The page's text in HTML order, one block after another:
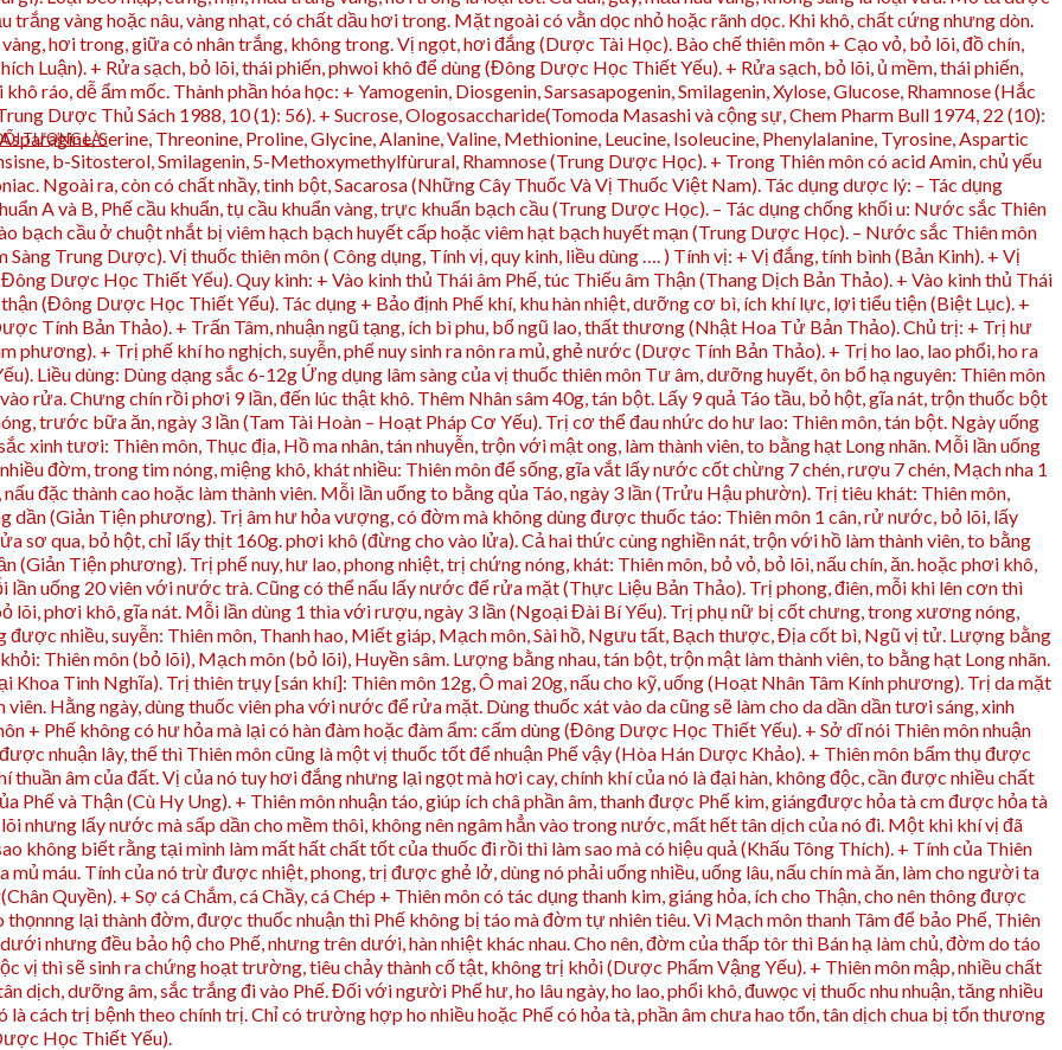
TƯỢNG LÀ :
trắng vàng hoặc nâu, vàng nhạt, có chất dầu hơi trong. Mặt ngoài có vằn dọc nhỏ hoặc rãnh dọc. Khi khô, chất cứng nhưng dòn.
hơi trong, giữa có nhân trắng, không trong. Vị ngọt, hơi đắng (Dược Tài Học). Bào chế thiên môn + Cạo vỏ, bỏ lõi, đồ chín,
Luận). + Rửa sạch, bỏ lõi, thái phiến, phwoi khô để dùng (Đông Dược Học Thiết Yếu). + Rửa sạch, bỏ lõi, ủ mềm, thái phiến,
ráo, dễ ẩm mốc. Thành phần hóa học: + Yamogenin, Diosgenin, Sarsasapogenin, Smilagenin, Xylose, Glucose, Rhamnose (Hắc
Dược Thủ Sách 1988, 10 (1): 56). + Sucrose, Ologosaccharide(Tomoda Masashi và cộng sự, Chem Pharm Bull 1974, 22 (10):
Serine, Threonine, Proline, Glycine, Alanine, Valine, Methionine, Leucine, Isoleucine, Phenylalanine, Tyrosine, Aspartic
b-Sitosterol, Smilagenin, 5-Methoxymethylfùrural, Rhamnose (Trung Dược Học). + Trong Thiên môn có acid Amin, chủ yếu
Ngoài ra, còn có chất nhầy, tinh bột, Sacarosa (Những Cây Thuốc Và Vị Thuốc Việt Nam). Tác dụng dược lý: – Tác dụng
A và B, Phế cầu khuẩn, tụ cầu khuẩn vàng, trực khuẩn bạch cầu (Trung Dược Học). – Tác dụng chống khối u: Nước sắc Thiên
bạch cầu ở chuột nhắt bị viêm hạch bạch huyết cấp hoặc viêm hạt bạch huyết mạn (Trung Dược Học). – Nước sắc Thiên môn
Trung Dược). Vị thuốc thiên môn ( Công dụng, Tính vị, quy kinh, liều dùng …. ) Tính vị: + Vị đắng, tính bình (Bản Kinh). + Vị
Dược Học Thiết Yếu). Quy kinh: + Vào kinh thủ Thái âm Phế, túc Thiếu âm Thận (Thang Dịch Bản Thảo). + Vào kinh thủ Thái
(Đông Dược Học Thiết Yếu). Tác dụng + Bảo định Phế khí, khu hàn nhiệt, dưỡng cơ bì, ích khí lực, lợi tiểu tiện (Biệt Lục). +
Tính Bản Thảo). + Trấn Tâm, nhuận ngũ tạng, ích bì phu, bổ ngũ lao, thất thương (Nhật Hoa Tử Bản Thảo). Chủ trị: + Trị hư
phương). + Trị phế khí ho nghịch, suyễn, phế nuy sinh ra nôn ra mủ, ghẻ nước (Dược Tính Bản Thảo). + Trị ho lao, lao phổi, ho ra
Liều dùng: Dùng dạng sắc 6-12g Ứng dụng lâm sàng của vị thuốc thiên môn Tư âm, dưỡng huyết, ôn bổ hạ nguyên: Thiên môn
rửa. Chưng chín rồi phơi 9 lần, đến lúc thật khô. Thêm Nhân sâm 40g, tán bột. Lấy 9 quả Táo tầu, bỏ hột, gĩa nát, trộn thuốc bột
trước bữa ăn, ngày 3 lần (Tam Tài Hoàn – Hoạt Pháp Cơ Yếu). Trị cơ thể đau nhức do hư lao: Thiên môn, tán bột. Ngày uống
xinh tươi: Thiên môn, Thục địa, Hồ ma nhân, tán nhuyễn, trộn với mật ong, làm thành viên, to bằng hạt Long nhãn. Mỗi lần uống
đờm, trong tim nóng, miệng khô, khát nhiều: Thiên môn để sống, gĩa vắt lấy nước cốt chừng 7 chén, rượu 7 chén, Mạch nha 1
đặc thành cao hoặc làm thành viên. Mỗi lần uống to bằng qủa Táo, ngày 3 lần (Trửu Hậu phườn). Trị tiêu khát: Thiên môn,
dần (Giản Tiện phương). Trị âm hư hỏa vượng, có đờm mà không dùng được thuốc táo: Thiên môn 1 cân, rử nước, bỏ lõi, lấy
sơ qua, bỏ hột, chỉ lấy thịt 160g. phơi khô (đừng cho vào lửa). Cả hai thức cùng nghiền nát, trộn với hồ làm thành viên, to bằng
Tiện phương). Trị phế nuy, hư lao, phong nhiệt, trị chứng nóng, khát: Thiên môn, bỏ vỏ, bỏ lõi, nấu chín, ăn. hoặc phơi khô,
uống 20 viên với nước trà. Cũng có thể nấu lấy nước để rửa mặt (Thực Liệu Bản Thảo). Trị phong, điên, mỗi khi lên cơn thì
lõi, phơi khô, gĩa nát. Mỗi lần dùng 1 thìa với rượu, ngày 3 lần (Ngoại Đài Bí Yếu). Trị phụ nữ bị cốt chưng, trong xương nóng,
nhiều, suyễn: Thiên môn, Thanh hao, Miết giáp, Mạch môn, Sài hồ, Ngưu tất, Bạch thược, Địa cốt bì, Ngũ vị tử. Lượng bằng
Thiên môn (bỏ lõi), Mạch môn (bỏ lõi), Huyền sâm. Lượng bằng nhau, tán bột, trộn mật làm thành viên, to bằng hạt Long nhãn.
Khoa Tinh Nghĩa). Trị thiên trụy [sán khí]: Thiên môn 12g, Ô mai 20g, nấu cho kỹ, uống (Hoạt Nhân Tâm Kính phương). Trị da mặt
Hằng ngày, dùng thuốc viên pha với nước để rửa mặt. Dùng thuốc xát vào da cũng sẽ làm cho da dần dần tươi sáng, xinh
+ Phế không có hư hỏa mà lại có hàn đàm hoặc đàm ẩm: cấm dùng (Đông Dược Học Thiết Yếu). + Sở dĩ nói Thiên môn nhuận
nhuận lây, thế thì Thiên môn cũng là một vị thuốc tốt để nhuận Phế vậy (Hòa Hán Dược Khảo). + Thiên môn bẩm thụ được
âm của đất. Vị của nó tuy hơi đắng nhưng lại ngọt mà hơi cay, chính khí của nó là đại hàn, không độc, cần được nhiều chất
Phế và Thận (Cù Hy Ung). + Thiên môn nhuận táo, giúp ích châ phần âm, thanh được Phế kim, giángđược hỏa tà cm được hỏa tà
nhưng lấy nước mà sấp dần cho mềm thôi, không nên ngâm hẳn vào trong nước, mất hết tân dịch của nó đi. Một khi khí vị đã
không biết rằng tại mình làm mất hất chất tốt của thuốc đi rồi thì làm sao mà có hiệu quả (Khấu Tông Thích). + Tính của Thiên
mủ máu. Tính của nó trừ được nhiệt, phong, trị được ghẻ lở, dùng nó phải uống nhiều, uống lâu, nấu chín mà ăn, làm cho người ta
Quyền). + Sợ cá Chắm, cá Chầy, cá Chép + Thiên môn có tác dụng thanh kim, giáng hỏa, ích cho Thận, cho nên thông được
lại thành đờm, được thuốc nhuận thì Phế không bị táo mà đờm tự nhiên tiêu. Vì Mạch môn thanh Tâm để bảo Phế, Thiên
nhưng đều bảo hộ cho Phế, nhưng trên dưới, hàn nhiệt khác nhau. Cho nên, đờm của thấp tôr thì Bán hạ làm chủ, đờm do táo
vị thì sẽ sinh ra chứng hoạt trường, tiêu chảy thành cố tật, không trị khỏi (Dược Phẩm Vậng Yếu). + Thiên môn mập, nhiều chất
dịch, dưỡng âm, sắc trắng đi vào Phế. Đối với người Phế hư, ho lâu ngày, ho lao, phổi khô, đuwọc vị thuốc nhu nhuận, tăng nhiều
cách trị bệnh theo chính trị. Chỉ có trường hợp ho nhiều hoặc Phế có hỏa tà, phần âm chưa hao tổn, tân dịch chua bị tổn thương
Học Thiết Yếu).